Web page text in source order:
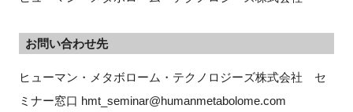
お問い合わせ先
ヒューマン・メタボローム・テクノロジーズ株式会社　セ
ミナー窓口 hmt_seminar@humanmetabolome.com